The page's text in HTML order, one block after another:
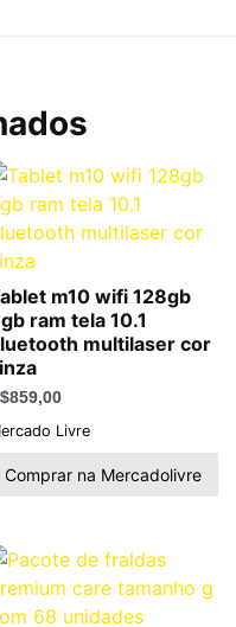
m10 wifi 128gb
ram tela 10.1
multilaser cor
859,00
Livre
Comprar na Mercadolivre